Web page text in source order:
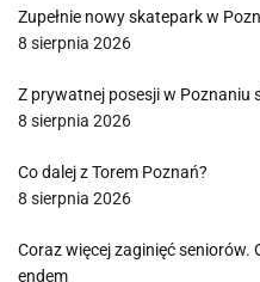
Zupełnie nowy skatepark w
8 sierpnia 2026
Z prywatnej posesji w Poznaniu
8 sierpnia 2026
Co dalej z Torem Poznań?
8 sierpnia 2026
Coraz więcej zaginięć seniorów.
endem